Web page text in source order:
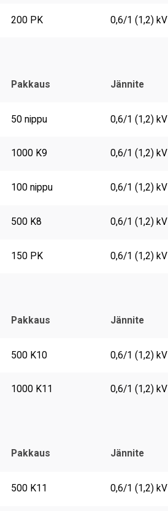
200 PK 0,6/1 (1,2) kV
Pakkaus Jännite
50 nippu 0,6/1 (1,2) kV
1000 K9 0,6/1 (1,2) kV
100 nippu 0,6/1 (1,2) kV
500 K8 0,6/1 (1,2) kV
150 PK 0,6/1 (1,2) kV
Pakkaus Jännite
500 K10 0,6/1 (1,2) kV
1000 K11 0,6/1 (1,2) kV
Pakkaus Jännite
500 K11 0,6/1 (1,2) kV